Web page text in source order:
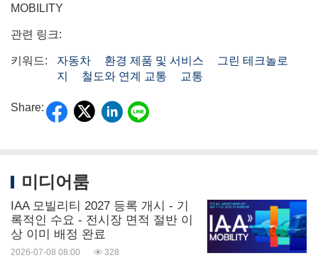
MOBILITY
관련 링크:
키워드: 자동차 환경 제품 및 서비스
그린 테크놀로
지
철도와 연계 교통 교통
Share:
미디어룸
IAA 모빌리티 2027 등록 개시 - 기
록적인 수요 - 전시장 면적 절반 이
상 이미 배정 완료
2026-07-08 08:00 328